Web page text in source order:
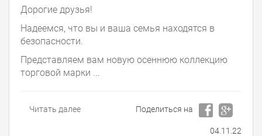
Дорогие друзья!
Надеемся, что вы и ваша семья находятся в
безопасности.
Представляем вам новую осеннюю коллекцию
торговой марки ...
Читать далее Поделиться на
04.11.22